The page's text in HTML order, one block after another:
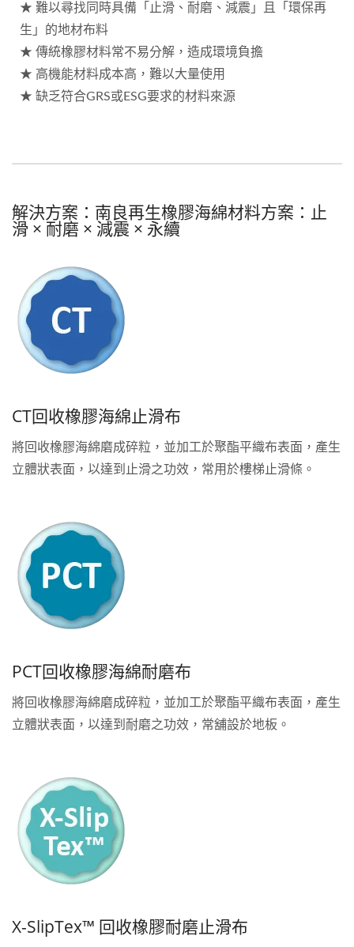
★ 難以尋找同時具備「止滑、耐磨、減震」且「環保再
生」的地材布料
★ 傳統橡膠材料常不易分解，造成環境負擔
★ 高機能材料成本高，難以大量使用
★ 缺乏符合GRS或ESG要求的材料來源
解決方案：南良再生橡膠海綿材料方案：止
滑 × 耐磨 × 減震 × 永續
CT回收橡膠海綿止滑布
將回收橡膠海綿磨成碎粒，並加工於聚酯平織布表面，產生
立體狀表面，以達到止滑之功效，常用於樓梯止滑條。
PCT回收橡膠海綿耐磨布
將回收橡膠海綿磨成碎粒，並加工於聚酯平織布表面，產生
立體狀表面，以達到耐磨之功效，常舖設於地板。
X-SlipTex™ 回收橡膠耐磨止滑布